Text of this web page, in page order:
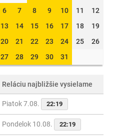
6
7 8 9 10 11
12
13
14 15 16 17 18
19
20
21 22 23 24 25
26
27
28 29 30 31
Reláciu najbližšie vysielame
Piatok 7.08. 22:19
Pondelok 10.08. 22:19